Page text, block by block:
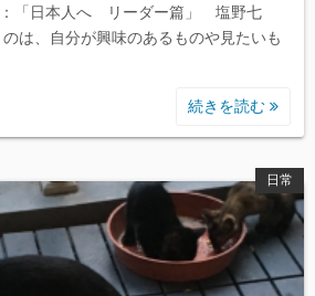
：「日本人へ リーダー篇」 塩野七
は、自分が興味のあるものや見たいも
続きを読む
日常